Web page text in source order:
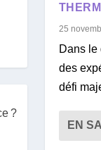
25
Dans le
des
défi
EN